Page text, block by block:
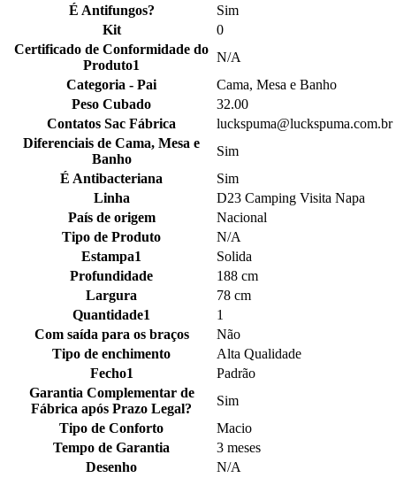
É Antifungos?
Sim
Kit
0
Certificado de Conformidade do
Produto1
N/A
Categoria - Pai
Cama, Mesa e Banho
Peso Cubado
32.00
Contatos Sac Fábrica
luckspuma@luckspuma.com.br
Diferenciais de Cama, Mesa e
Banho
Sim
É Antibacteriana
Sim
Linha
D23 Camping Visita Napa
País de origem
Nacional
Tipo de Produto
N/A
Estampa1
Solida
Profundidade
188 cm
Largura
78 cm
Quantidade1
1
Com saída para os braços
Não
Tipo de enchimento
Alta Qualidade
Fecho1
Padrão
Garantia Complementar de
Fábrica após Prazo Legal?
Sim
Tipo de Conforto
Macio
Tempo de Garantia
3 meses
Desenho
N/A